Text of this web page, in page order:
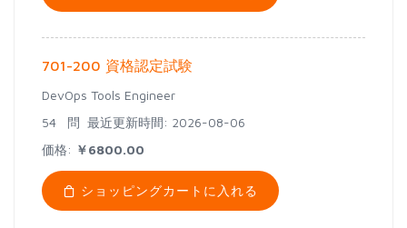
701-200 資格認定試験
DevOps Tools Engineer
54 問 最近更新時間: 2026-08-06
価格: ￥6800.00
ショッピングカートに入れる